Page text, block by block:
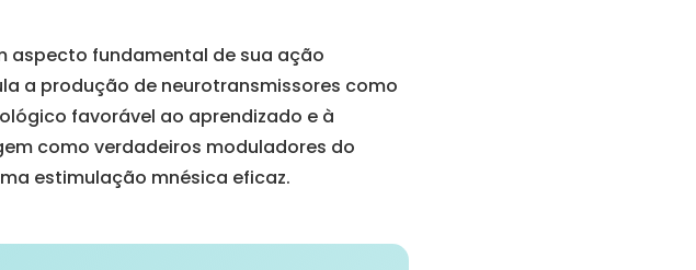
aspecto fundamental de sua ação
a produção de neurotransmissores como
favorável ao aprendizado e à
como verdadeiros moduladores do
estimulação mnésica eficaz.